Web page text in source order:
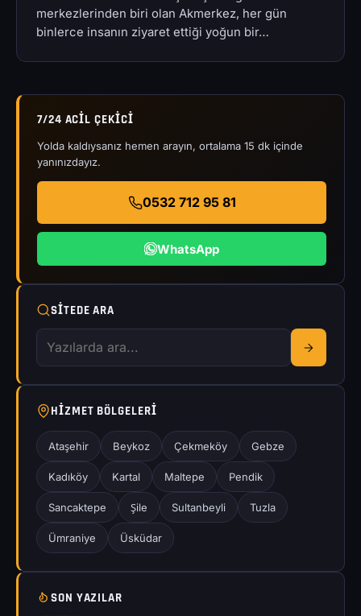
merkezlerinden biri olan Akmerkez, her gün
binlerce insanın ziyaret ettiği yoğun bir…
7/24 ACIL ÇEKICI
Yolda kaldıysanız hemen arayın, ortalama 15 dk içinde
yanınızdayız.
0532 712 95 81
WhatsApp
SITEDE ARA
HIZMET BÖLGELERI
Ataşehir Beykoz Çekmeköy Gebze
Kadıköy Kartal Maltepe Pendik
Sancaktepe Şile Sultanbeyli Tuzla
Ümraniye Üsküdar
SON YAZILAR